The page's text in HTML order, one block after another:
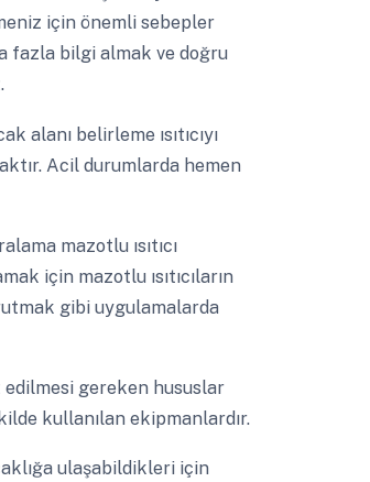
için önemli sebepler
fazla bilgi almak ve doğru
alanı belirleme ısıtıcıyı
Acil durumlarda hemen
mazotlu ısıtıcı
için mazotlu ısıtıcıların
gibi uygulamalarda
gereken hususlar
kullanılan ekipmanlardır.
ulaşabildikleri için